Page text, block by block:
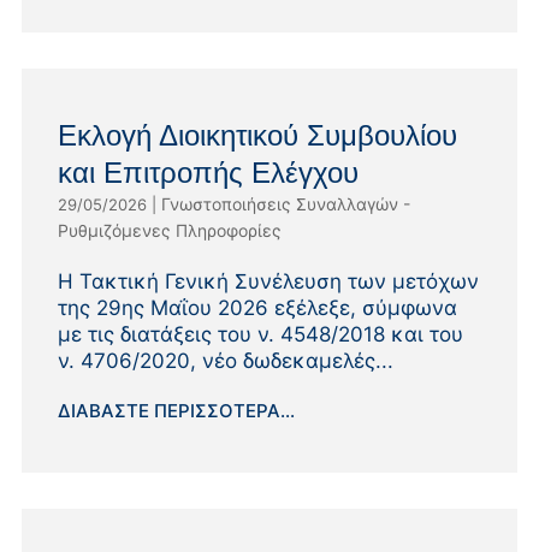
Εκλογή Διοικητικού Συμβουλίου
και Επιτροπής Ελέγχου
29/05/2026| Γνωστοποιήσεις Συναλλαγών -
Ρυθμιζόμενες Πληροφορίες
Η Τακτική Γενική Συνέλευση των μετόχων
της 29ης Μαΐου 2026 εξέλεξε, σύμφωνα
με τις διατάξεις του ν. 4548/2018 και του
ν. 4706/2020, νέο δωδεκαμελές...
ΔΙΑΒΆΣΤΕ ΠΕΡΙΣΣΌΤΕΡΑ...